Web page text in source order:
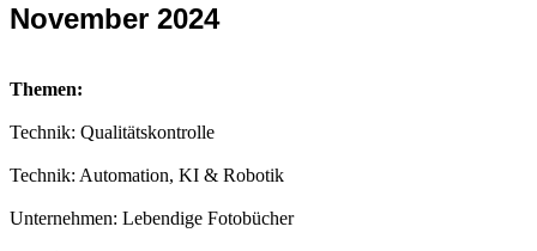
November 2024
Themen:
Technik: Qualitätskontrolle
Technik: Automation, KI & Robotik
Unternehmen: Lebendige Fotobücher